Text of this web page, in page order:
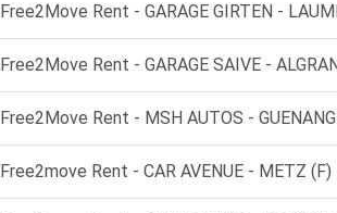
Free2Move Rent - GARAGE GIRTEN -
Free2Move Rent - GARAGE SAIVE -
Free2Move Rent - MSH AUTOS -
Free2move Rent - CAR AVENUE - METZ (F)